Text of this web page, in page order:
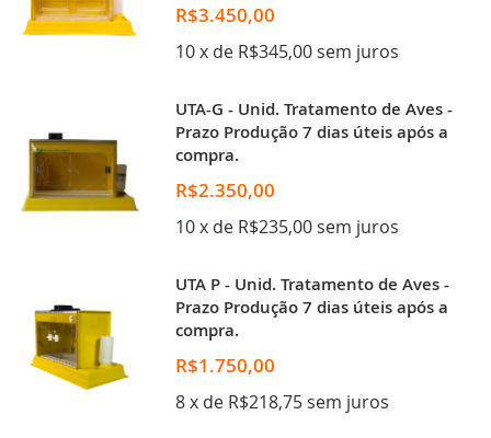
R$3.450,00
10 x de R$345,00 sem juros
UTA-G - Unid. Tratamento de Aves -
Prazo Produção 7 dias úteis após a
compra.
R$2.350,00
10 x de R$235,00 sem juros
UTA P - Unid. Tratamento de Aves -
Prazo Produção 7 dias úteis após a
compra.
R$1.750,00
8 x de R$218,75 sem juros